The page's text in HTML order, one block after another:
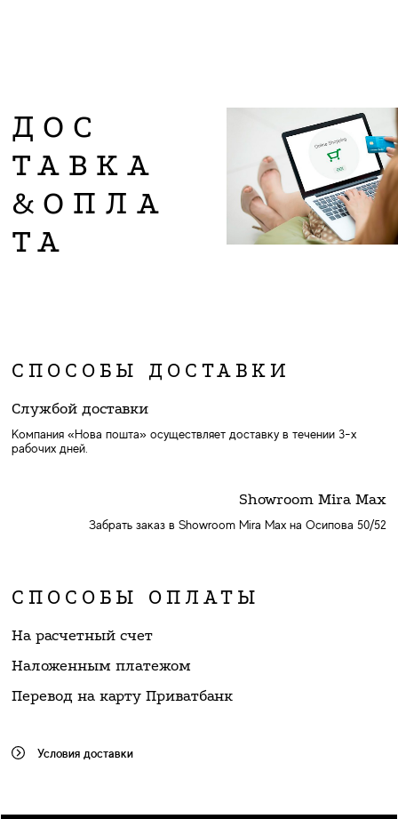
ДОС
ТАВКА
&ОПЛА
ТА
СПОСОБЫ ДОСТАВКИ
Службой доставки
Компания «Нова пошта» осуществляет доставку в течении 3-х
рабочих дней.
Showroom Mira Max
Забрать заказ в Showroom Mira Max на Осипова 50/52
СПОСОБЫ ОПЛАТЫ
На расчетный счет
Наложенным платежом
Перевод на карту Приватбанк
Условия доставки